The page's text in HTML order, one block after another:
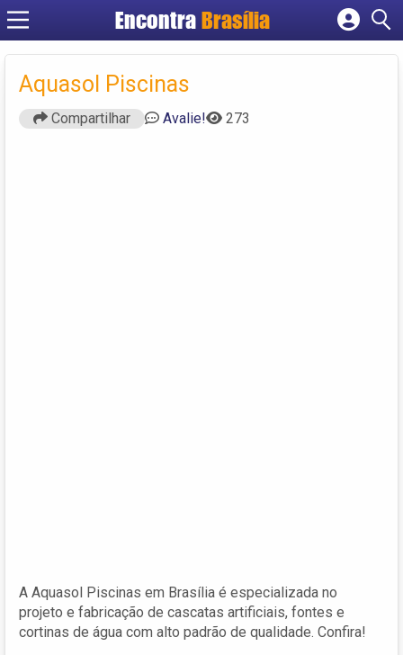
EncontraBrasília
Cadastrar empresa
Criar conta
Aquasol Piscinas
Compartilhar Avalie! 273
A Aquasol Piscinas em Brasília é especializada no
projeto e fabricação de cascatas artificiais, fontes e
cortinas de água com alto padrão de qualidade. Confira!